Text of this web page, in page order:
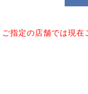
ご指定の店舗では現在